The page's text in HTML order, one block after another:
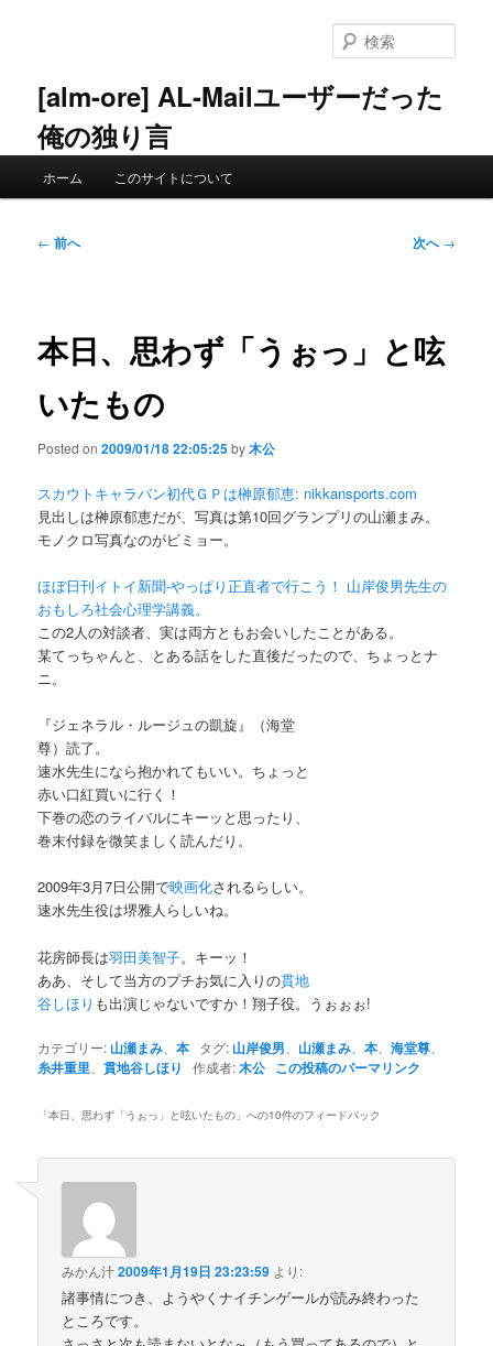
ン
へ
[alm-ore] AL-Mailユーザーだった
俺の独り言
索
ホーム このサイトについて
投
ゲ
ー
ョ
ン
← 前へ 次へ→
本日、思わず「うぉっ」と呟
いたもの
Posted on2009/01/18 22:05:25by木公
スカウトキャラバン初代ＧＰは榊原郁恵: nikkansports.com
見出しは榊原郁恵だが、写真は第10回グランプリの山瀬まみ。
モノクロ写真なのがビミョー。
ほぼ日刊イトイ新聞-やっぱり正直者で行こう！ 山岸俊男先生の
おもしろ社会心理学講義。
この2人の対談者、実は両方ともお会いしたことがある。
某てっちゃんと、とある話をした直後だったので、ちょっとナ
ニ。
『ジェネラル・ルージュの凱旋』（海堂
尊）読了。
速水先生になら抱かれてもいい。ちょっと
赤い口紅買いに行く！
下巻の恋のライバルにキーッと思ったり、
巻末付録を微笑ましく読んだり。
2009年3月7日公開で映画化されるらしい。
速水先生役は堺雅人らしいね。
花房師長は羽田美智子。キーッ！
ああ、そして当方のプチお気に入りの貫地
谷しほり も出演じゃないですか！翔子役。うぉぉぉ!
カテゴリー: 山瀬まみ 、本 タグ: 山岸俊男 山瀬まみ 、本 、海堂尊
糸井重里 、貫地谷しほり 作成者:木公 この投稿のパーマリンク
「本日、思わず「うぉっ」と呟いたもの 」への10件のフィードバック
みかん汁2009年1月19日 23:23:59 より:
諸事情につき、ようやくナイチンゲールが読み終わった
ところです。